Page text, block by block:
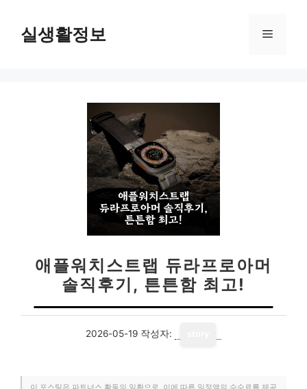
실생활정보 메
애플워치스트랩 듀라프로아머
솔직후기, 튼튼함 최고!
2026-05-19 작성자:
이 포스팅은 파트너스 활동의 일환으로, 이에 따른 일정액의 수수료를 제공